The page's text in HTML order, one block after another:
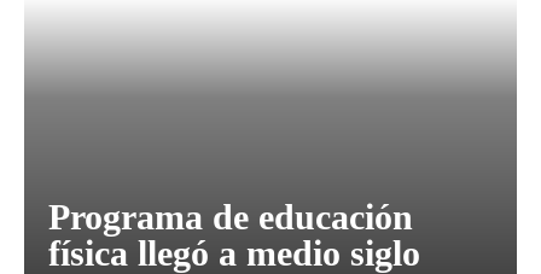
Programa de educación
física llegó a medio siglo